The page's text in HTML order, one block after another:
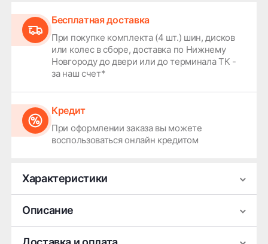
Бесплатная доставка
При покупке комплекта (4 шт.) шин, дисков
или колес в сборе, доставка по Нижнему
Новгороду до двери или до терминала ТК -
за наш счет*
Кредит
При оформлении заказа вы можете
воспользоваться онлайн кредитом
Характеристики
Производитель
Ширина
7
Диаметр
18
Описание
Легковой колесный диск СКАД KL-1069 серии